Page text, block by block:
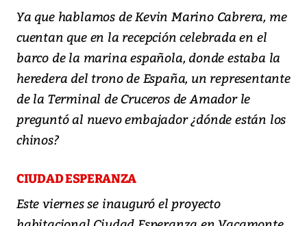
Ya que hablamos de Kevin Marino Cabrera, me
cuentan que en la recepción celebrada en el
barco de la marina española, donde estaba la
heredera del trono de España, un representante
de la Terminal de Cruceros de Amador le
preguntó al nuevo embajador ¿dónde están los
chinos?
CIUDAD ESPERANZA
Este viernes se inauguró el proyecto